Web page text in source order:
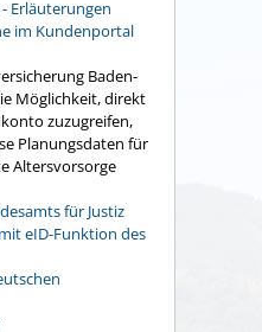
Erläuterungen
im Kundenportal
Baden-
Möglichkeit, direkt
zuzugreifen,
Planungsdaten für
Altersvorsorge
für Justiz
eID-Funktion des